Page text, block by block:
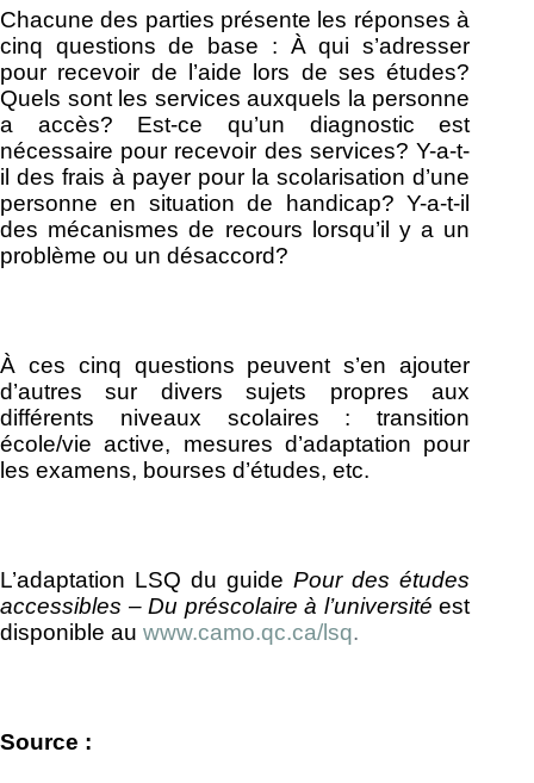
Chacune des parties présente les réponses à
cinq questions de base : À qui s’adresser
pour recevoir de l’aide lors de ses études?
Quels sont les services auxquels la personne
a accès? Est-ce qu’un diagnostic est
nécessaire pour recevoir des services? Y-a-t-
il des frais à payer pour la scolarisation d’une
personne en situation de handicap? Y-a-t-il
des mécanismes de recours lorsqu’il y a un
problème ou un désaccord?
À ces cinq questions peuvent s’en ajouter
d’autres sur divers sujets propres aux
différents niveaux scolaires : transition
école/vie active, mesures d’adaptation pour
les examens, bourses d’études, etc.
L’adaptation LSQ du guidePour des études
accessibles – Du préscolaire à l’université est
disponible au www.camo.qc.ca/lsq.
Source :